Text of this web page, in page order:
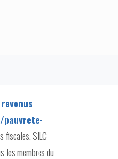
revenus
fiscales. SILC
les membres du